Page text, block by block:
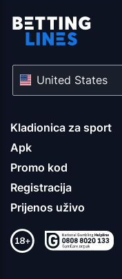
Kladionica za sport
Apk
Promo kod
Registracija
Prijenos uživo
United States